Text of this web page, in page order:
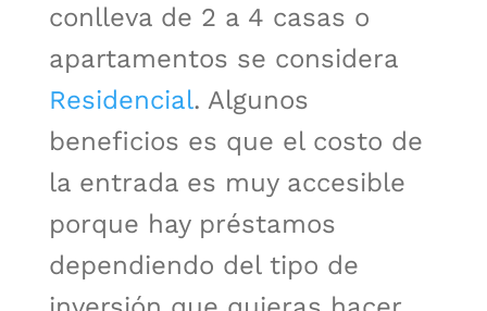
conlleva de 2 a 4 casas o
apartamentos se considera
Residencial. Algunos
beneficios es que el costo de
la entrada es muy accesible
porque hay préstamos
dependiendo del tipo de